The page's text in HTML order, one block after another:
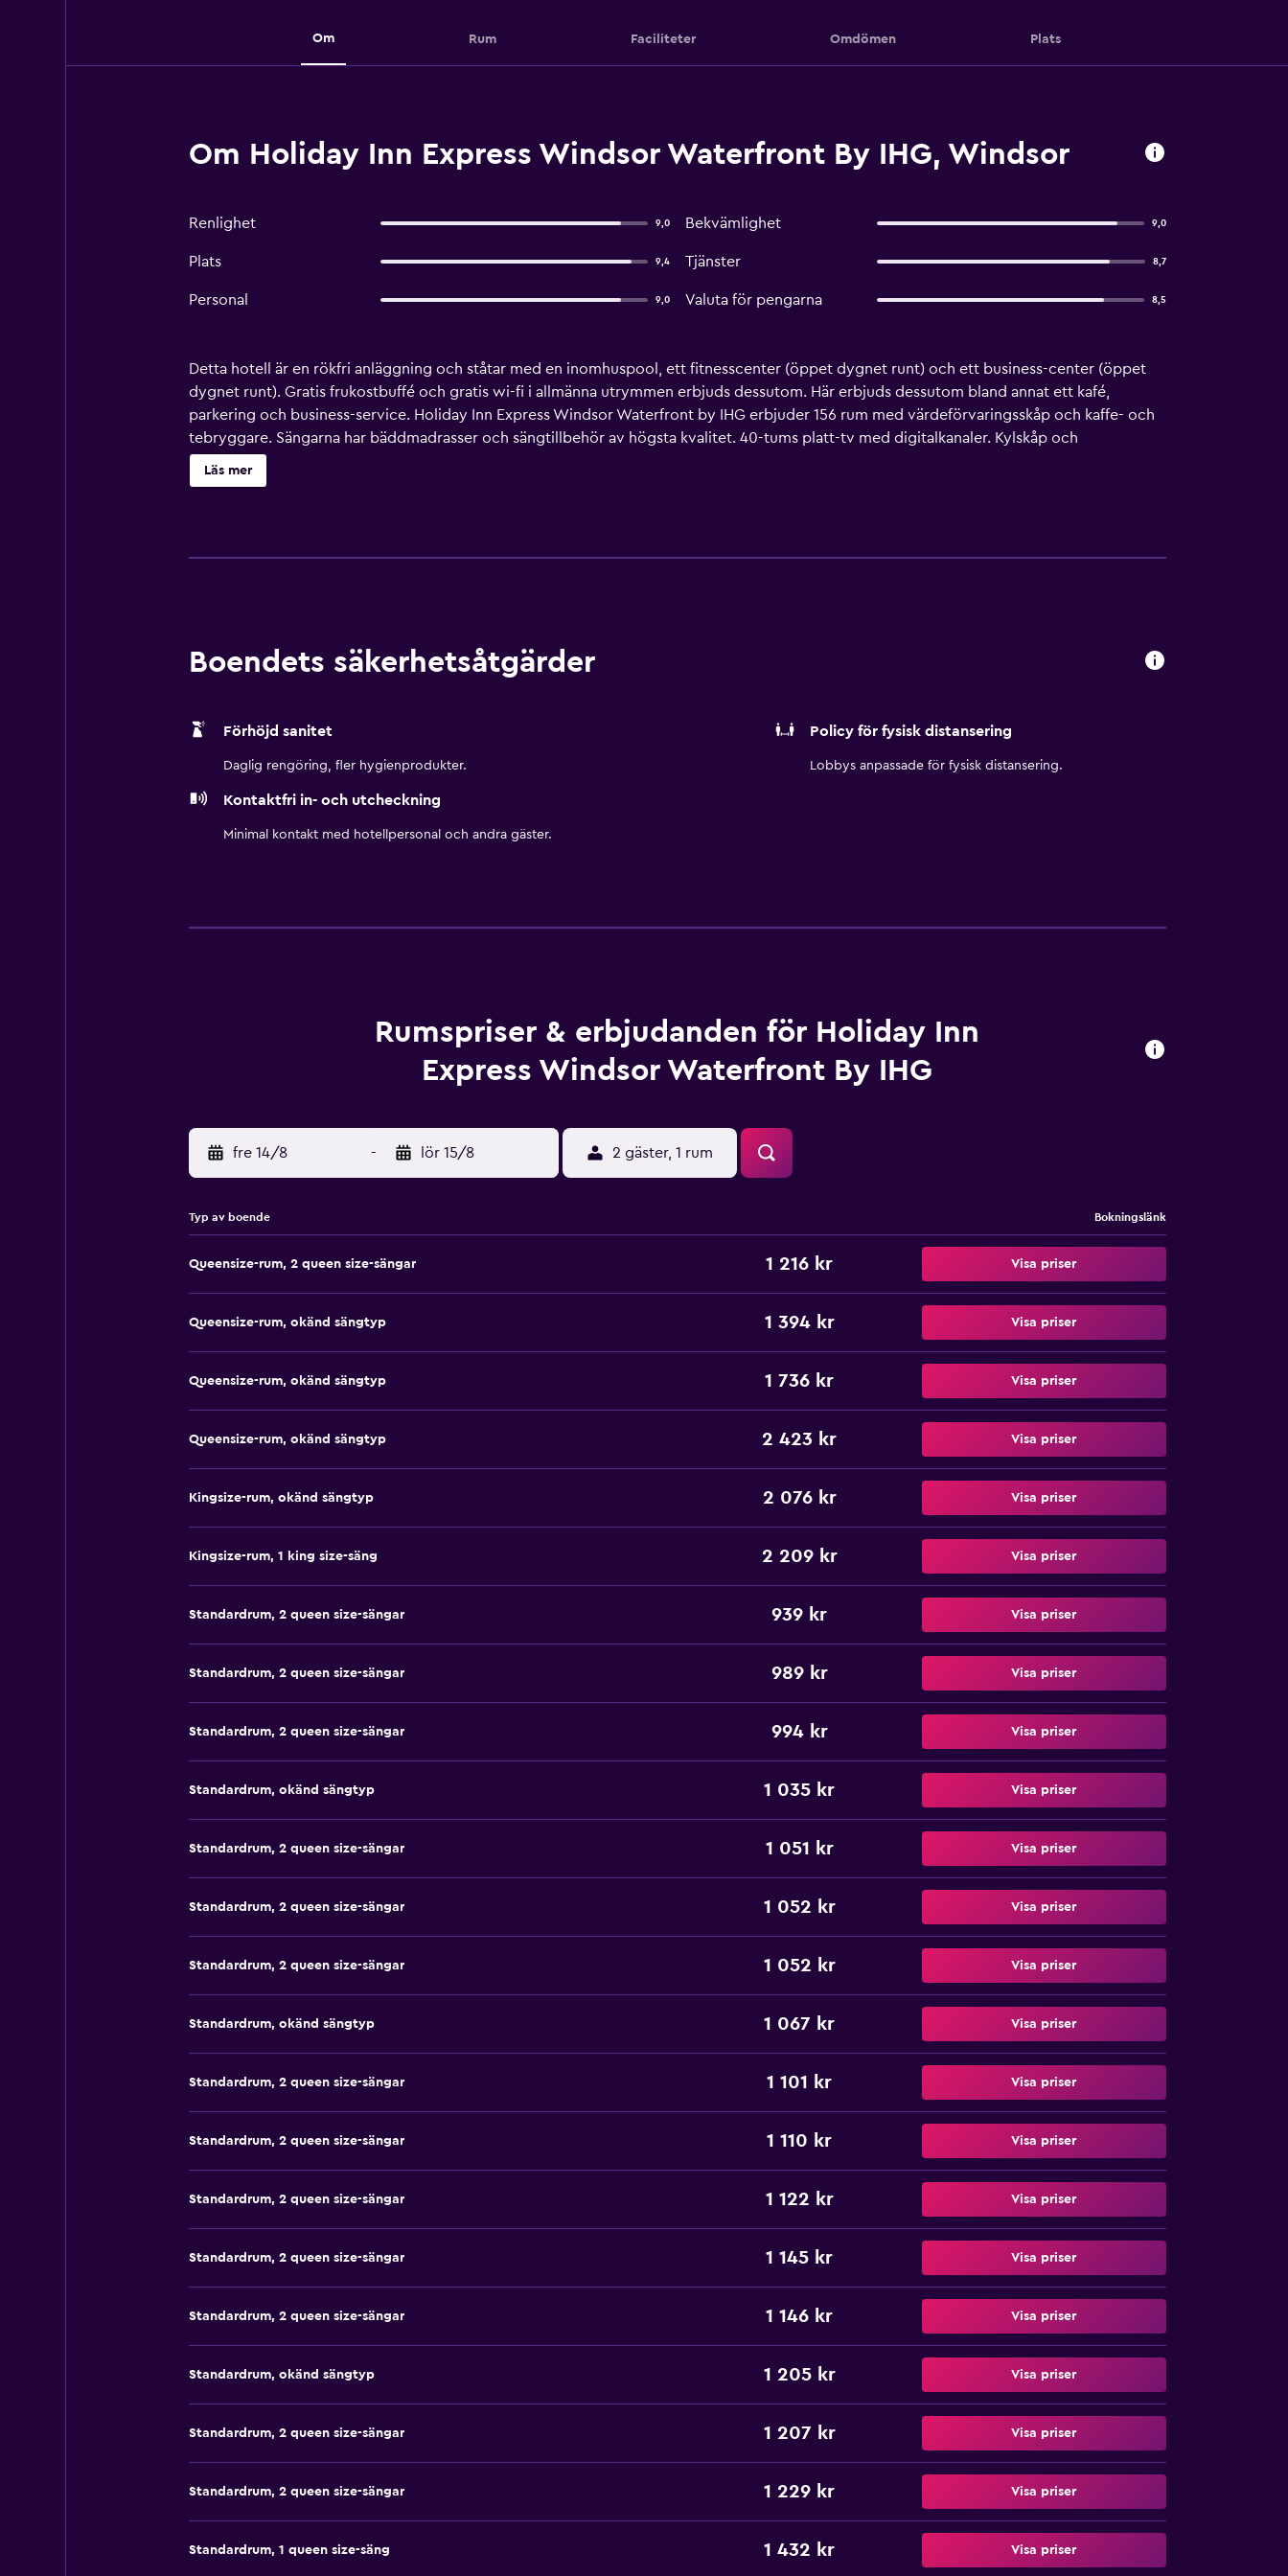
Om Rum Faciliteter Omdömen Plats
Om Holiday Inn Express Windsor Waterfront By IHG, Windsor
Renlighet 9,0 Bekvämlighet 9,0
Plats 9,4 Tjänster 8,7
Personal 9,0 Valuta för pengarna 8,5
Detta hotell är en rökfri anläggning och ståtar med en inomhuspool, ett fitnesscenter (öppet dygnet runt) och ett business-center (öppet
dygnet runt). Gratis frukostbuffé och gratis wi-fi i allmänna utrymmen erbjuds dessutom. Här erbjuds dessutom bland annat ett kafé,
parkering och business-service. Holiday Inn Express Windsor Waterfront by IHG erbjuder 156 rum med värdeförvaringsskåp och kaffe- och
tebryggare. Sängarna har bäddmadrasser och sängtillbehör av högsta kvalitet. 40-tums platt-tv med digitalkanaler. Kylskåp och
mikrovågsugn finns på rummet. Badrummen har badkar eller dusch, gratis toalettartiklar och hårtorkar. Gäster har tillgång till gratis wi-fi.
Skrivbord och telefon finns. Dessutom har rummen strykjärn/strykbräda och mörkläggningsgardiner. Städning sker dagligen. Detta hotell
Läs mer
Boendets säkerhetsåtgärder
Förhöjd sanitet
Daglig rengöring, fler hygienprodukter.
Policy för fysisk distansering
Lobbys anpassade för fysisk distansering.
Kontaktfri in- och utcheckning
Minimal kontakt med hotellpersonal och andra gäster.
Rumspriser & erbjudanden för Holiday Inn
Express Windsor Waterfront By IHG
fre 14/8 - lör 15/8 2 gäster, 1 rum
Typ av boende Bokningslänk
Queensize-rum, 2 queen size-sängar 1 216 kr Visa priser
Queensize-rum, okänd sängtyp 1 394 kr Visa priser
Queensize-rum, okänd sängtyp 1 736 kr Visa priser
Queensize-rum, okänd sängtyp 2 423 kr Visa priser
Kingsize-rum, okänd sängtyp 2 076 kr Visa priser
Kingsize-rum, 1 king size-säng 2 209 kr Visa priser
Standardrum, 2 queen size-sängar 939 kr Visa priser
Standardrum, 2 queen size-sängar 989 kr Visa priser
Standardrum, 2 queen size-sängar 994 kr Visa priser
Standardrum, okänd sängtyp 1 035 kr Visa priser
Standardrum, 2 queen size-sängar 1 051 kr Visa priser
Standardrum, 2 queen size-sängar 1 052 kr Visa priser
Standardrum, 2 queen size-sängar 1 052 kr Visa priser
Standardrum, okänd sängtyp 1 067 kr Visa priser
Standardrum, 2 queen size-sängar 1 101 kr Visa priser
Standardrum, 2 queen size-sängar 1 110 kr Visa priser
Standardrum, 2 queen size-sängar 1 122 kr Visa priser
Standardrum, 2 queen size-sängar 1 145 kr Visa priser
Standardrum, 2 queen size-sängar 1 146 kr Visa priser
Standardrum, okänd sängtyp 1 205 kr Visa priser
Standardrum, 2 queen size-sängar 1 207 kr Visa priser
Standardrum, 2 queen size-sängar 1 229 kr Visa priser
Standardrum, 1 queen size-säng 1 432 kr Visa priser